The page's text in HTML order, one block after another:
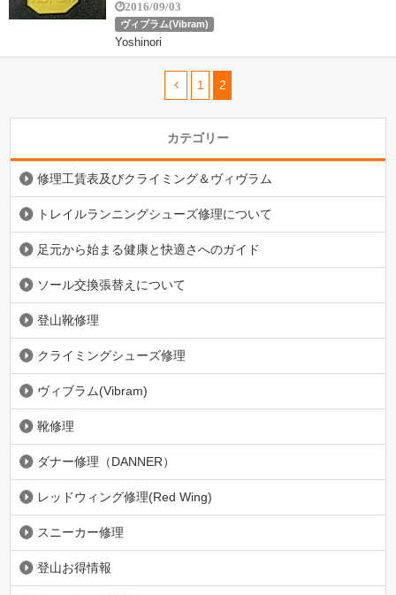
2016/09/03
ヴィブラム(Vibram)
Yoshinori
1 2
カテゴリー
修理工賃表及びクライミング＆ヴィヴラム
トレイルランニングシューズ修理について
足元から始まる健康と快適さへのガイド
ソール交換張替えについて
登山靴修理
クライミングシューズ修理
ヴィブラム(Vibram)
靴修理
ダナー修理（DANNER）
レッドウィング修理(Red Wing)
スニーカー修理
登山お得情報